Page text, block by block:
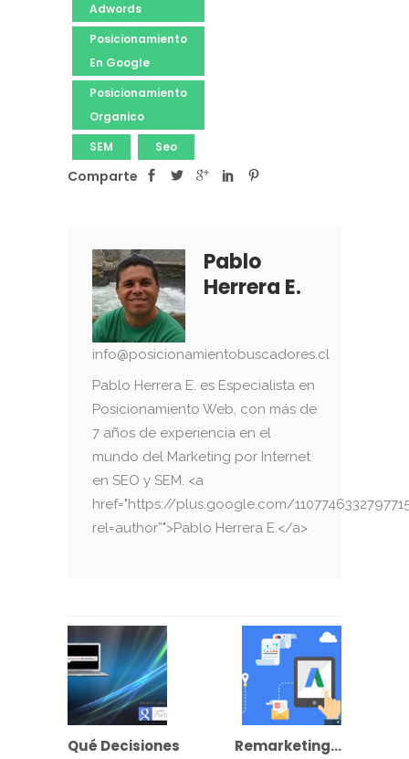
Adwords
Posicionamiento
En Google
Posicionamiento
Organico
SEM
Seo
Comparte
Pablo
Herrera E.
info@posicionamientobuscadores.cl
Pablo Herrera E. es Especialista en
Posicionamiento Web, con más de
7 años de experiencia en el
mundo del Marketing por Internet
en SEO y SEM. <a
href="https://plus.google.com/
rel=author”">Pablo Herrera E.</a>
Qué Decisiones
Remarketing…